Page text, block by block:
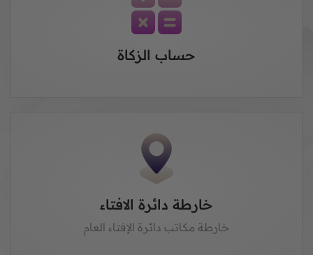
حساب الزكاة
خارطة دائرة الافتاء
خارطة مكاتب دائرة الإفتاء العام